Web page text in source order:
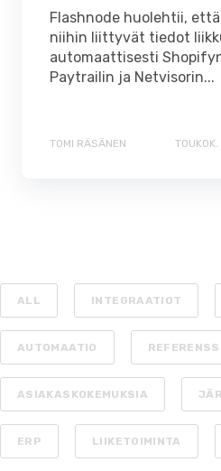
Flashnode huolehtii,
niihin liittyvät tiedot
automaattisesti
Paytrailin ja Netvisorin...
TOMI RÄSÄNEN
ALL INTEGRAATIOT
AUTOMAATIO
ASIAKASKOKEMUKSIA
ERP LIIKETOIMINTA